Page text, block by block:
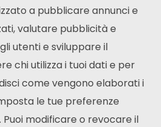
a pubblicare annunci e
valutare pubblicità e
utenti e sviluppare il
chi utilizza i tuoi dati e per
come vengono elaborati i
le tue preferenze
modificare o revocare il